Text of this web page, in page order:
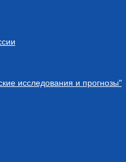
исследования и прогнозы"